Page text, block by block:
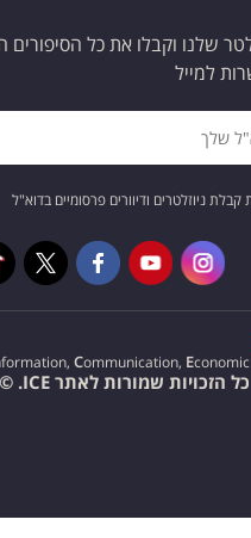
שלנו וקבלו את כל
למייל
ניוזלטרים ודיוורים פרסומיים בדוא"ל
Communication, Economic
כל הזכויות שמורות לאתר ICE. ©